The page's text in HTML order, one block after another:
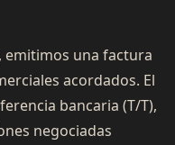
emitimos una factura
acordados. El
bancaria (T/T),
negociadas